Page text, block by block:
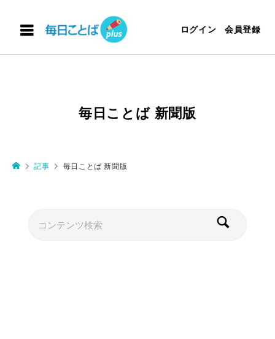
ログイン 会員登録
毎日ことば 新聞版
記事 毎日ことば 新聞版